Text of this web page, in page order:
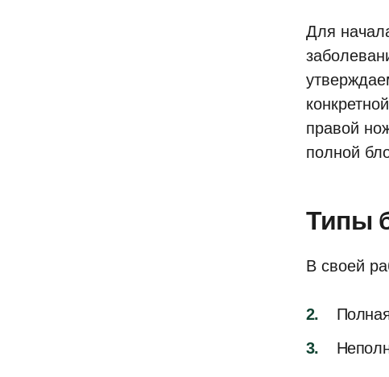
Для
правой
полной
Типы
В своей